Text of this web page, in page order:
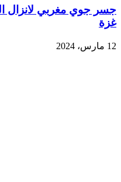
جسر جوي مغربي لانزال
غزة
12 مارس، 2024